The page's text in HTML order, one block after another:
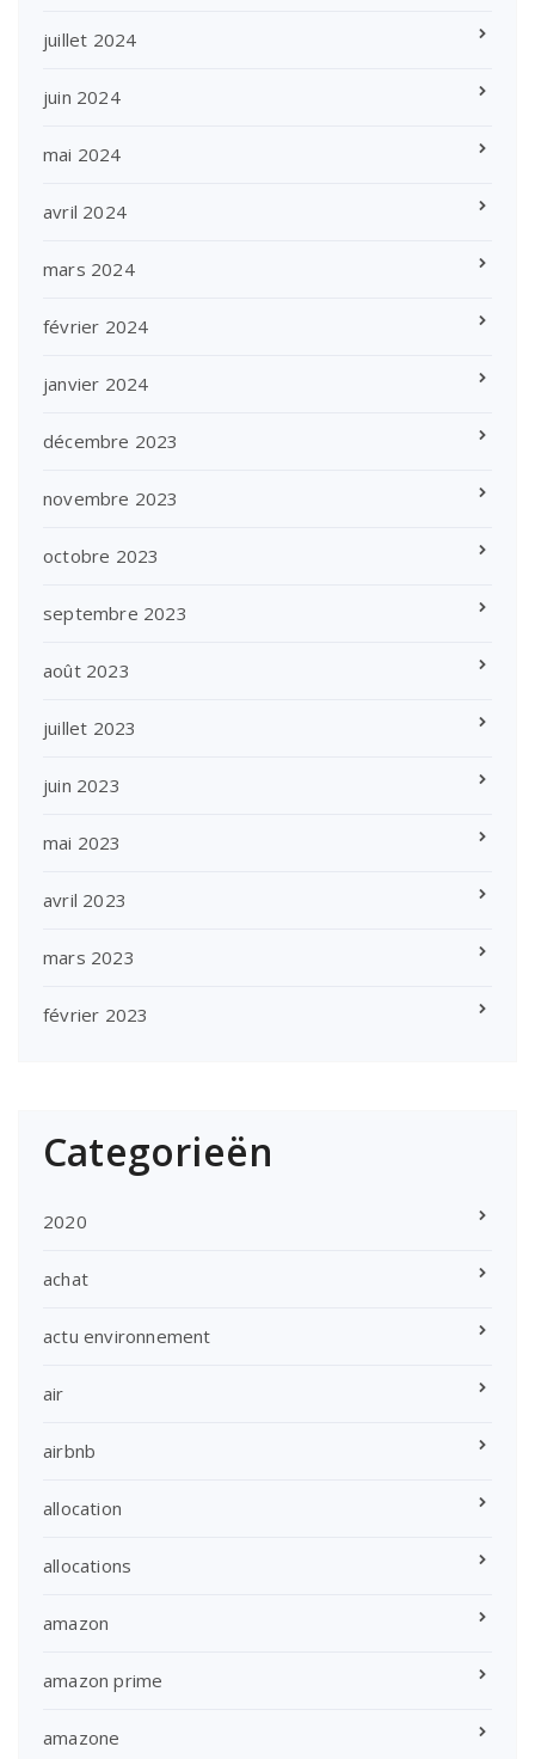
juillet 2024
juin 2024
mai 2024
avril 2024
mars 2024
février 2024
janvier 2024
décembre 2023
novembre 2023
octobre 2023
septembre 2023
août 2023
juillet 2023
juin 2023
mai 2023
avril 2023
mars 2023
février 2023
Categorieën
2020
achat
actu environnement
air
airbnb
allocation
allocations
amazon
amazon prime
amazone